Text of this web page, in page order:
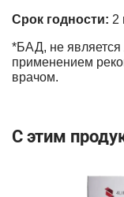
Срок годности: 2
*БАД, не
применением
врачом.
С этим